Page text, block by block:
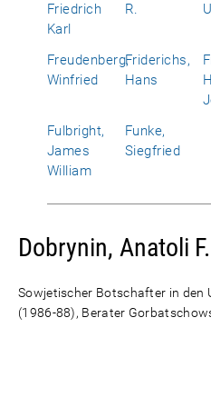
Friedrich
Karl
R.
Freudenberg,
Winfried
Friderichs,
Hans
Fulbright,
James
William
Funke,
Siegfried
Dobrynin, Anatoli F.
Sowjetischer Botschafter in den
(1986-88), Berater